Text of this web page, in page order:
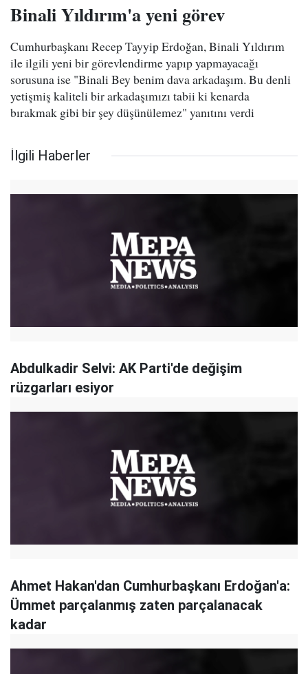
Binali Yıldırım'a yeni görev
Cumhurbaşkanı Recep Tayyip Erdoğan, Binali Yıldırım
ile ilgili yeni bir görevlendirme yapıp yapmayacağı
sorusuna ise "Binali Bey benim dava arkadaşım. Bu denli
yetişmiş kaliteli bir arkadaşımızı tabii ki kenarda
bırakmak gibi bir şey düşünülemez" yanıtını verdi
İlgili Haberler
Abdulkadir Selvi: AK Parti'de değişim
rüzgarları esiyor
Ahmet Hakan'dan Cumhurbaşkanı Erdoğan'a:
Ümmet parçalanmış zaten parçalanacak
kadar